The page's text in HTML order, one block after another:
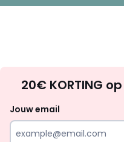
20€ KORTING
Jouw email